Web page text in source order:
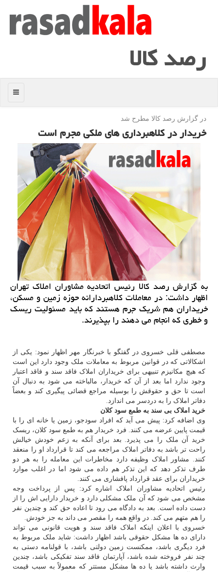
رصد كالا
منو
در گزارش رصد كالا مطرح شد
خریدار در كلاهبرداری های ملكی مجرم است
به گزارش رصد كالا رئیس اتحادیه مشاوران املاك تهران
اظهار داشت: در معاملات كلاهبردارانه حوزه زمین و مسكن،
خریداران هم شریك جرم هستند كه باید مسئولیت ریسك
و خطری كه انجام می دهند را بپذیرند.
مصطفی قلی خسروی در گفتگو با خبرنگار مهر اظهار نمود: یکی از
اشکالاتی که در قوانین مربوط به معاملات ملک وجود دارد این است
که هیچ مکانیزم تنبیهی برای خریداران املاک فاقد سند و فاقد اعتبار
وجود ندارد اما بعد از آن که خریدار، مالباخته می شود به دنبال آن
است تا حق و حقوقش را بوسیله مراجع قضائی پیگیری کند و بعضاً
دفاتر املاک را به دردسر می اندازد.
خرید املاک بی سند به طمع سود کلان
وی اضافه کرد: پیش می آید که افراد سودجو، زمین یا خانه ای را با
قیمت پایین عرضه می کنند. فرد خریدار هم به طمع سود کلان، ریسک
خرید آن ملک را می پذیرد. بعد برای آنکه به زعم خودش خیالش
راحت تر باشد به دفاتر املاک مراجعه می کند تا قرارداد او را منعقد
کنند. مشاور املاک وظیفه دارد مخاطرات این معامله را به هر دو
طرف تذکر دهد که این تذکر هم داده می شود اما در اغلب موارد
خریداران برای عقد قرارداد پافشاری می کنند.
رئیس اتحادیه مشاوران املاک اشاره کرد: پس از پرداخت وجه
مشخص می شود که آن ملک مشکلی دارد و خریدار دارایی اش را از
دست داده است. بعد به دادگاه می رود تا اعاده حق کند و چندین نفر
را هم متهم می کند. در واقع همه را مقصر می داند به جز خودش.
خسروی با اعلان اینکه املاک فاقد سند و هویت قانونی می تواند
دارای ده ها مشکل حقوقی باشد اظهار داشت: شاید ملک مربوط به
فرد دیگری باشد، ممکنست زمین دولتی باشد، با قولنامه دستی به
چند نفر فروخته شده باشد، آپارتمان فاقد سند تفکیکی باشد، چندین
وارث داشته باشد یا ده ها مشکل مستتر که معمولاً به سبب قیمت